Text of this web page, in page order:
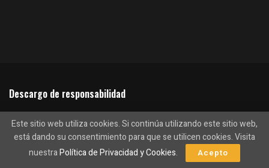
Descargo de responsabilidad
El contenido de CriptoPeriodico.com está destinado a ser de
naturaleza informativa y no debe interpretarse como un consejo de
inversión. El comercio, la compra o la venta de criptomonedas debe
considerarse una inversión de alto riesgo y se recomienda a cada
Este sitio web utiliza cookies. Si continúa utilizando este sitio web,
está dando su consentimiento para que se utilicen cookies. Visita
nuestraPolítica de Privacidad y Cookies. Acepto